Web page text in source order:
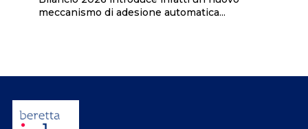
meccanismo di adesione automatica...